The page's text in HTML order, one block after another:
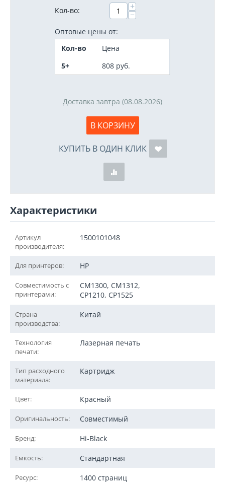
Кол-во:
+
−
Оптовые цены от:
Кол-во
Цена
5+
808 руб.
Доставка завтра (08.08.2026)
В КОРЗИНУ
КУПИТЬ В ОДИН КЛИК
Характеристики
Артикул
производителя:
1500101048
Для принтеров: HP
Совместимость с
принтерами:
CM1300, CM1312,
CP1210, CP1525
Страна
производства:
Китай
Технология
печати:
Лазерная печать
Тип расходного
материала:
Картридж
Цвет: Красный
Оригинальность: Совместимый
Бренд: Hi-Black
Емкость: Стандартная
Ресурс: 1400 страниц